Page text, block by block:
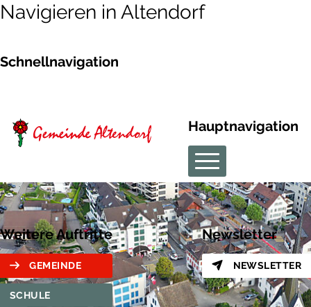
Navigieren in Altendorf
Schnellnavigation
Hauptnavigation
Weitere Auftritte
GEMEINDE
SCHULE
Newsletter
NEWSLETTER